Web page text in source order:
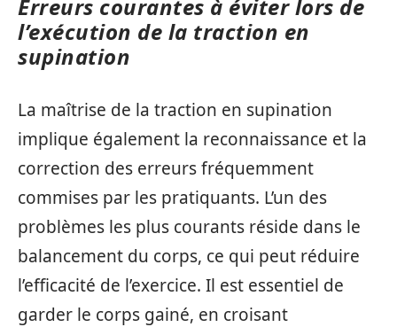
Erreurs courantes à éviter lors de
l’exécution de la traction en
supination
La maîtrise de la traction en supination
implique également la reconnaissance et la
correction des erreurs fréquemment
commises par les pratiquants. L’un des
problèmes les plus courants réside dans le
balancement du corps, ce qui peut réduire
l’efficacité de l’exercice. Il est essentiel de
garder le corps gainé, en croisant